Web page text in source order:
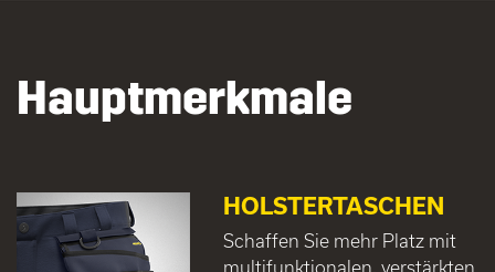
Hauptmerkmale
HOLSTERTASCHEN
Schaffen Sie mehr Platz mit
multifunktionalen, verstärkten